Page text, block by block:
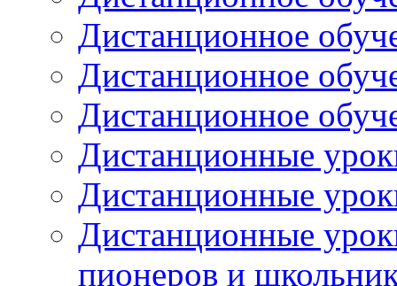
Дистанционное
Дистанционное
Дистанционное
Дистанционные
Дистанционные
Дистанционные
пионеров и